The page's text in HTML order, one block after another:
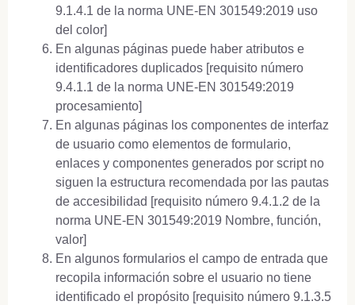
9.1.4.1 de la norma UNE-EN 301549:2019 uso
del color]
En algunas páginas puede haber atributos e
identificadores duplicados [requisito número
9.4.1.1 de la norma UNE-EN 301549:2019
procesamiento]
En algunas páginas los componentes de interfaz
de usuario como elementos de formulario,
enlaces y componentes generados por script no
siguen la estructura recomendada por las pautas
de accesibilidad [requisito número 9.4.1.2 de la
norma UNE-EN 301549:2019 Nombre, función,
valor]
En algunos formularios el campo de entrada que
recopila información sobre el usuario no tiene
identificado el propósito [requisito número 9.1.3.5